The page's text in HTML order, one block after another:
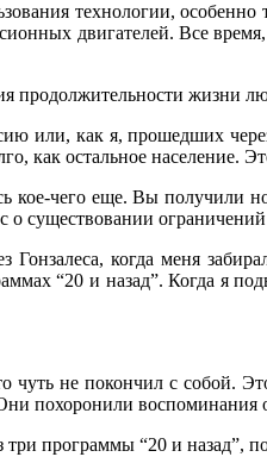
технологии,
двигателей. Все
продолжительности жизни
как я, прошедших через
как остальное население.
чего еще. Вы получили
о существовании
когда меня
“20 и назад”. Когда я
чуть не покончил с
похоронили
программы “20 и назад”,